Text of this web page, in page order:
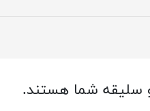
سلیقه شما هستند.